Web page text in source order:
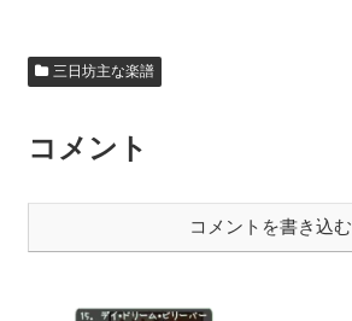
三日坊主な楽譜
コメント
コメントを書き込む